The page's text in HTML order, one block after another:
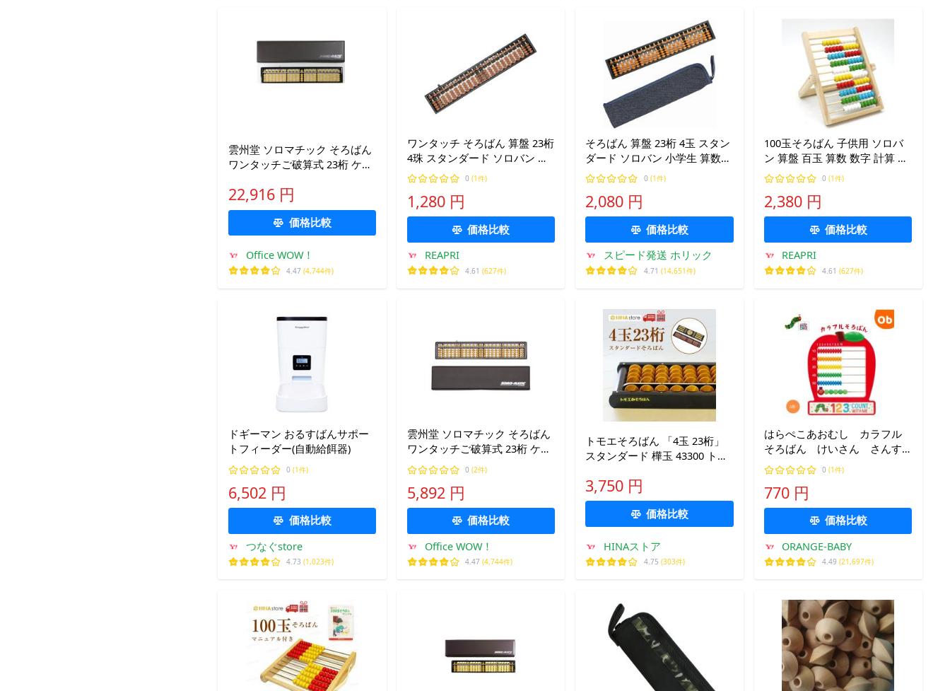
雲州堂 ソロマチック そろばん
ワンタッチご破算式 23桁 ケー
22,916 円
価格比較
Office WOW！
4.47 (4,744件)
ワンタッチ そろばん 算盤 23桁
4珠 スタンダード ソロバン 小
学生 算数 学習 暗算 本体 + (本
体 + お手入れ用クロス)
0 (1件)
1,280 円
価格比較
REAPRI
4.61 (627件)
そろばん 算盤 23桁 4玉 スタン
ダード ソロバン 小学生 算数
学習 暗算 頭の体操 指の運動 +
(本体 + 専用ケース デニム地)
0 (1件)
2,080 円
価格比較
スピード発送 ホリック
4.71 (14,651件)
100玉そろばん 子供用 ソロバ
ン 算盤 百玉 算数 数字 計算 学
習玩具 4歳から 教育 入門 初心
者 入学 天然木製 コンパクト
0 (1件)
2,380 円
価格比較
REAPRI
4.61 (627件)
ドギーマン おるすばんサポー
トフィーダー(自動給餌器)
0 (1件)
6,502 円
価格比較
つなぐstore
4.73 (1,023件)
雲州堂 ソロマチック そろばん
ワンタッチご破算式 23桁 ケー
ス付き カバ色玉 USM-65KC
0 (2件)
5,892 円
価格比較
Office WOW！
4.47 (4,744件)
トモエそろばん 「4玉 23桁」
スタンダード 樺玉 43300 トモ
タンダード 珠算 樺 小学生 低
学年 高学年 暗算 計算 算数
3,750 円
価格比較
HINAストア
4.75 (303件)
はらぺこあおむし カラフル
そろばん けいさん さんす
う すうじ 3歳以上【ネコポ
ス】
0 (1件)
770 円
価格比較
ORANGE-BABY
4.49 (21,697件)